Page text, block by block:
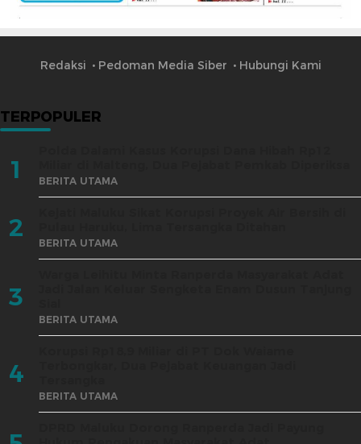
Redaksi Pedoman Media Siber Hubungi Kami
TERPOPULER
1 BERITA UTAMA
2 BERITA UTAMA
3
BERITA UTAMA
4
BERITA UTAMA